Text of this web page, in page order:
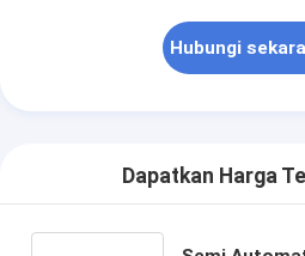
Hubungi
Dapatkan Harga